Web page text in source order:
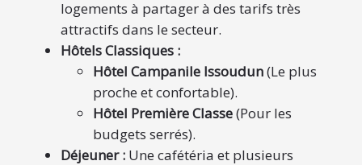
logements à partager à des tarifs très
attractifs dans le secteur.
Hôtels Classiques :
Hôtel Campanile Issoudun(Le plus
proche et confortable).
Hôtel Première Classe(Pour les
budgets serrés).
Déjeuner : Une cafétéria et plusieurs